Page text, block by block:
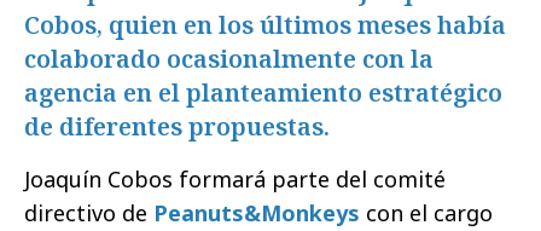
Cobos, quien en los últimos meses había
colaborado ocasionalmente con la
agencia en el planteamiento estratégico
de diferentes propuestas.
Joaquín Cobos formará parte del comité
directivo de Peanuts&Monkeys con el cargo